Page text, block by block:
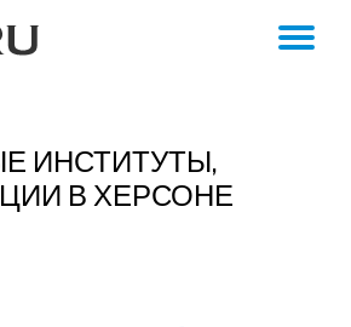
ИНСТИТУТЫ,
В ХЕРСОНЕ